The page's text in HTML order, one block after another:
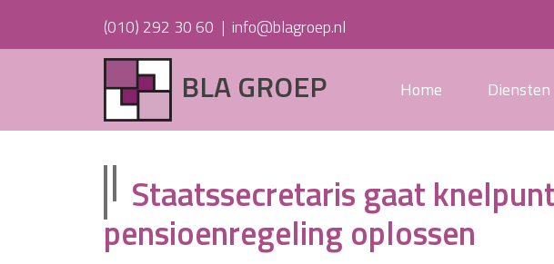
(010) 292 30 60 | info@blagroep.nl
BLA GROEP Home Diensten
Staatssecretaris gaat
pensioenregeling oplossen